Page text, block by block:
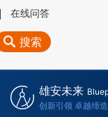
在线问答
搜索
雄安未来
创新引领 卓越缔造